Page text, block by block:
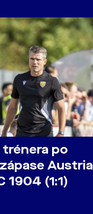
po
Austria
1904 (1:1)